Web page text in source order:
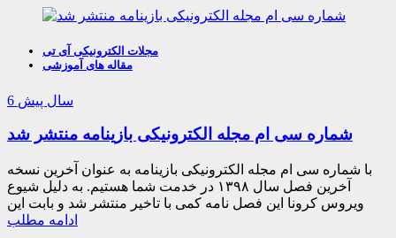
مجلات الکترونیکی آی تی
مقاله های آموزشی
6 سال پیش
شماره سی ام مجله الکترونیکی بازینامه منتشر شد
با شماره سی ام مجله الکترونیکی بازینامه به عنوان آخرین نسخه
آخرین فصل سال ۱۳۹۸ در خدمت شما هستیم. به دلیل شیوع
ویروس کرونا این فصل نامه کمی با تاخیر منتشر شد و بابت این
ادامه مطلب